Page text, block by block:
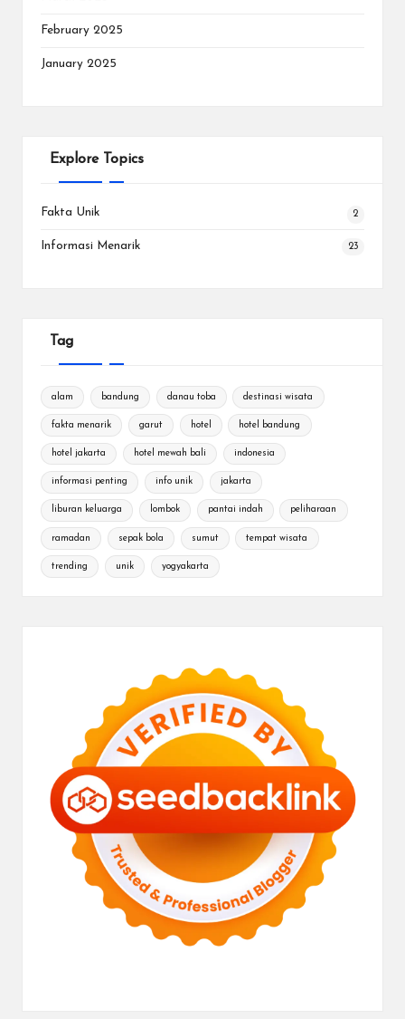
February 2025
January 2025
Explore Topics
Fakta Unik 2
Informasi Menarik 23
Tag
alam bandung danau toba destinasi wisata
fakta menarik garut hotel hotel bandung
hotel jakarta hotel mewah bali indonesia
informasi penting info unik jakarta
liburan keluarga lombok pantai indah peliharaan
ramadan sepak bola sumut tempat wisata
trending unik yogyakarta